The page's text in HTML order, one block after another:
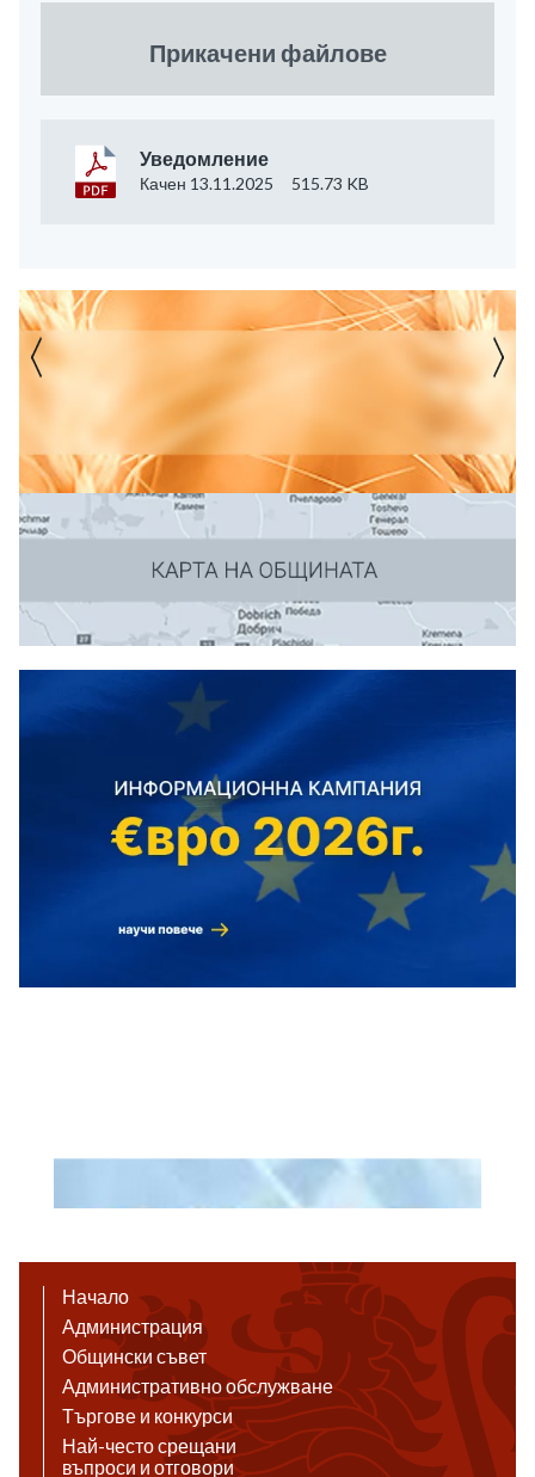
Прикачени файлове
Уведомление
Качен 13.11.2025 515.73 KB
Начало
Администрация
Общински съвет
Административно обслужване
Търгове и конкурси
Най-често срещани
въпроси и отговори